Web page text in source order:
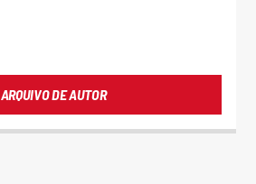
ARQUIVO DE AUTOR